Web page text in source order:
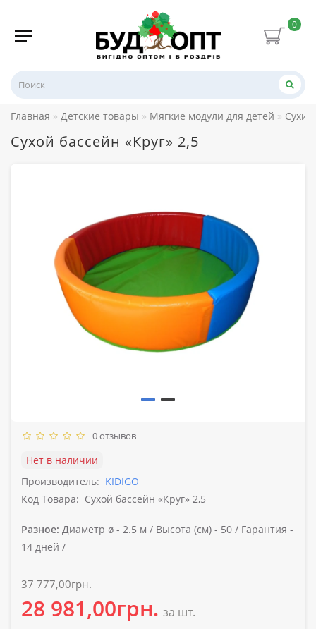
0
Главная Детские товары Мягкие модули для детей
Сухой бассейн «Круг» 2,5
0 отзывов
Нет в наличии
Производитель: KIDIGO
Код Товара: Сухой бассейн «Круг» 2,5
Разное: Диаметр ø - 2.5 м / Высота (см) - 50 / Гарантия -
14 дней /
37 777,00грн.
28 981,00грн. за шт.